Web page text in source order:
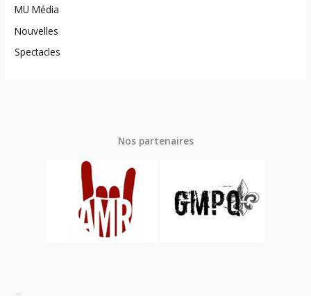
MU Média
Nouvelles
Spectacles
Nos partenaires